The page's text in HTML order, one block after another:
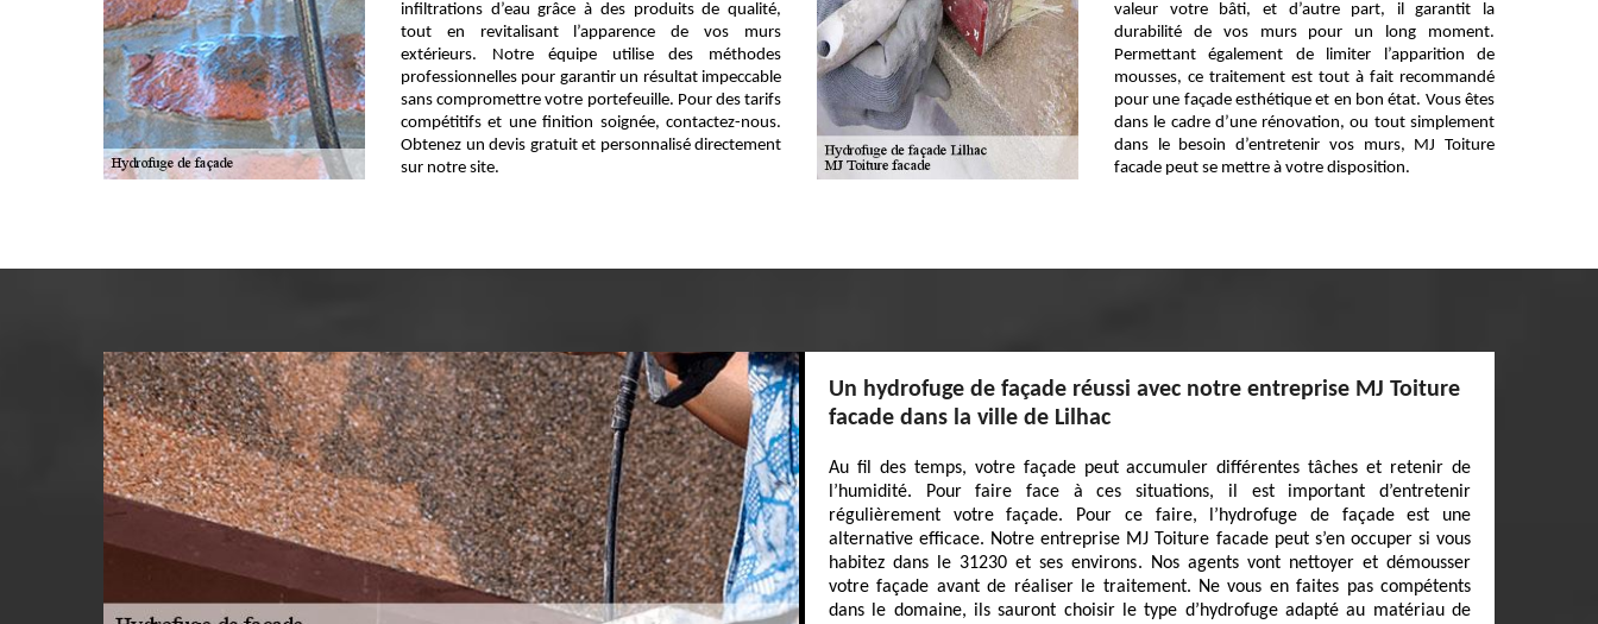
infiltrations d’eau grâce à des produits de qualité,
tout en revitalisant l’apparence de vos murs
extérieurs. Notre équipe utilise des méthodes
professionnelles pour garantir un résultat impeccable
sans compromettre votre portefeuille. Pour des tarifs
compétitifs et une finition soignée, contactez-nous.
Obtenez un devis gratuit et personnalisé directement
sur notre site.
valeur votre bâti, et d’autre part, il garantit la
durabilité de vos murs pour un long moment.
Permettant également de limiter l’apparition de
mousses, ce traitement est tout à fait recommandé
pour une façade esthétique et en bon état. Vous êtes
dans le cadre d’une rénovation, ou tout simplement
dans le besoin d’entretenir vos murs, MJ Toiture
facade peut se mettre à votre disposition.
Un hydrofuge de façade réussi avec notre entreprise MJ Toiture
facade dans la ville de Lilhac
Au fil des temps, votre façade peut accumuler différentes tâches et retenir de
l’humidité. Pour faire face à ces situations, il est important d’entretenir
régulièrement votre façade. Pour ce faire, l’hydrofuge de façade est une
alternative efficace. Notre entreprise MJ Toiture facade peut s’en occuper si vous
habitez dans le 31230 et ses environs. Nos agents vont nettoyer et démousser
votre façade avant de réaliser le traitement. Ne vous en faites pas compétents
dans le domaine, ils sauront choisir le type d’hydrofuge adapté au matériau de